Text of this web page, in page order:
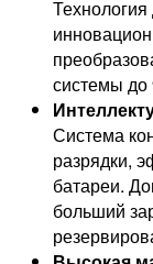
системы до
Система
разрядки,
батареи.
больший